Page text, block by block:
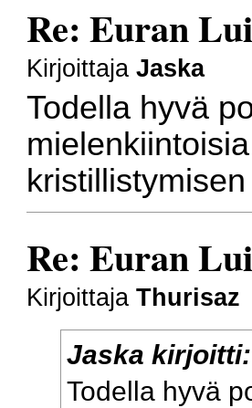
Re: Euran
KirjoittajaJaska
Todella hyvä
Re: Euran
KirjoittajaThurisaz
Jaska kirjoitti:
Todella hyvä